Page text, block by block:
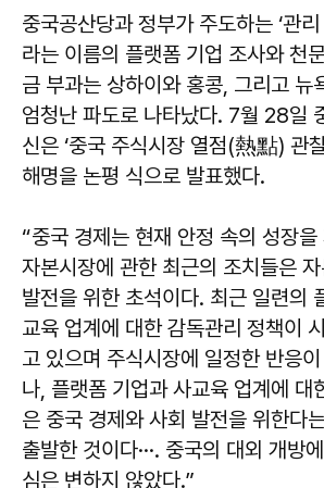
중국공산당과 정부가 주도하는 ‘관리
라는 이름의 플랫폼 기업 조사와 천
금 부과는 상하이와 홍콩, 그리고 뉴
엄청난 파도로 나타났다. 7월 28일
신은 ‘중국 주식시장 열점(熱點) 관
해명을 논평 식으로 발표했다.
“중국 경제는 현재 안정 속의 성장
자본시장에 관한 최근의 조치들은
발전을 위한 초석이다. 최근 일련의
교육 업계에 대한 감독관리 정책이
고 있으며 주식시장에 일정한 반응
나, 플랫폼 기업과 사교육 업계에 대
은 중국 경제와 사회 발전을 위한다
출발한 것이다···. 중국의 대외 개방
심은 변하지 않았다.”